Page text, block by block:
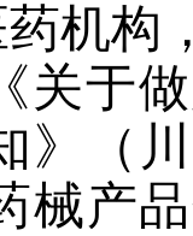
机构
关于
》（
械产